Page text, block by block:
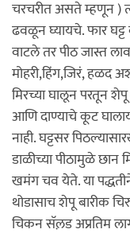
चरचरीत असते म्हणून )
ढवळून घ्यायचे. फार
वाटले तर पीठ जास्त
मोहरी,हिंग,जिरं, हळद
मिरच्या घालून परतून
आणि दाण्याचे कूट
नाही. घट्टसर
डाळीच्या पीठामुळे
खमंग चव येते. या
थोडासाच शेपू बारीक
चिकन सॅल़ड अप्रतिम